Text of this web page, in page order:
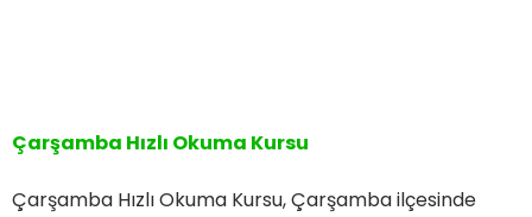
Çarşamba Hızlı Okuma Kursu
Çarşamba Hızlı Okuma Kursu, Çarşamba ilçesinde